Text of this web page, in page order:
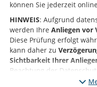
können Sie jederzeit
HINWEIS: Aufgrund
werden Ihre Anliegen vor
Diese Prüfung erfolgt
kann daher zu
Sichtbarkeit Ihrer
Beachtung der
Angaben